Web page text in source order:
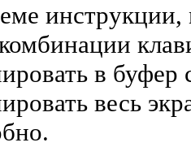
инструкции,
в
весь